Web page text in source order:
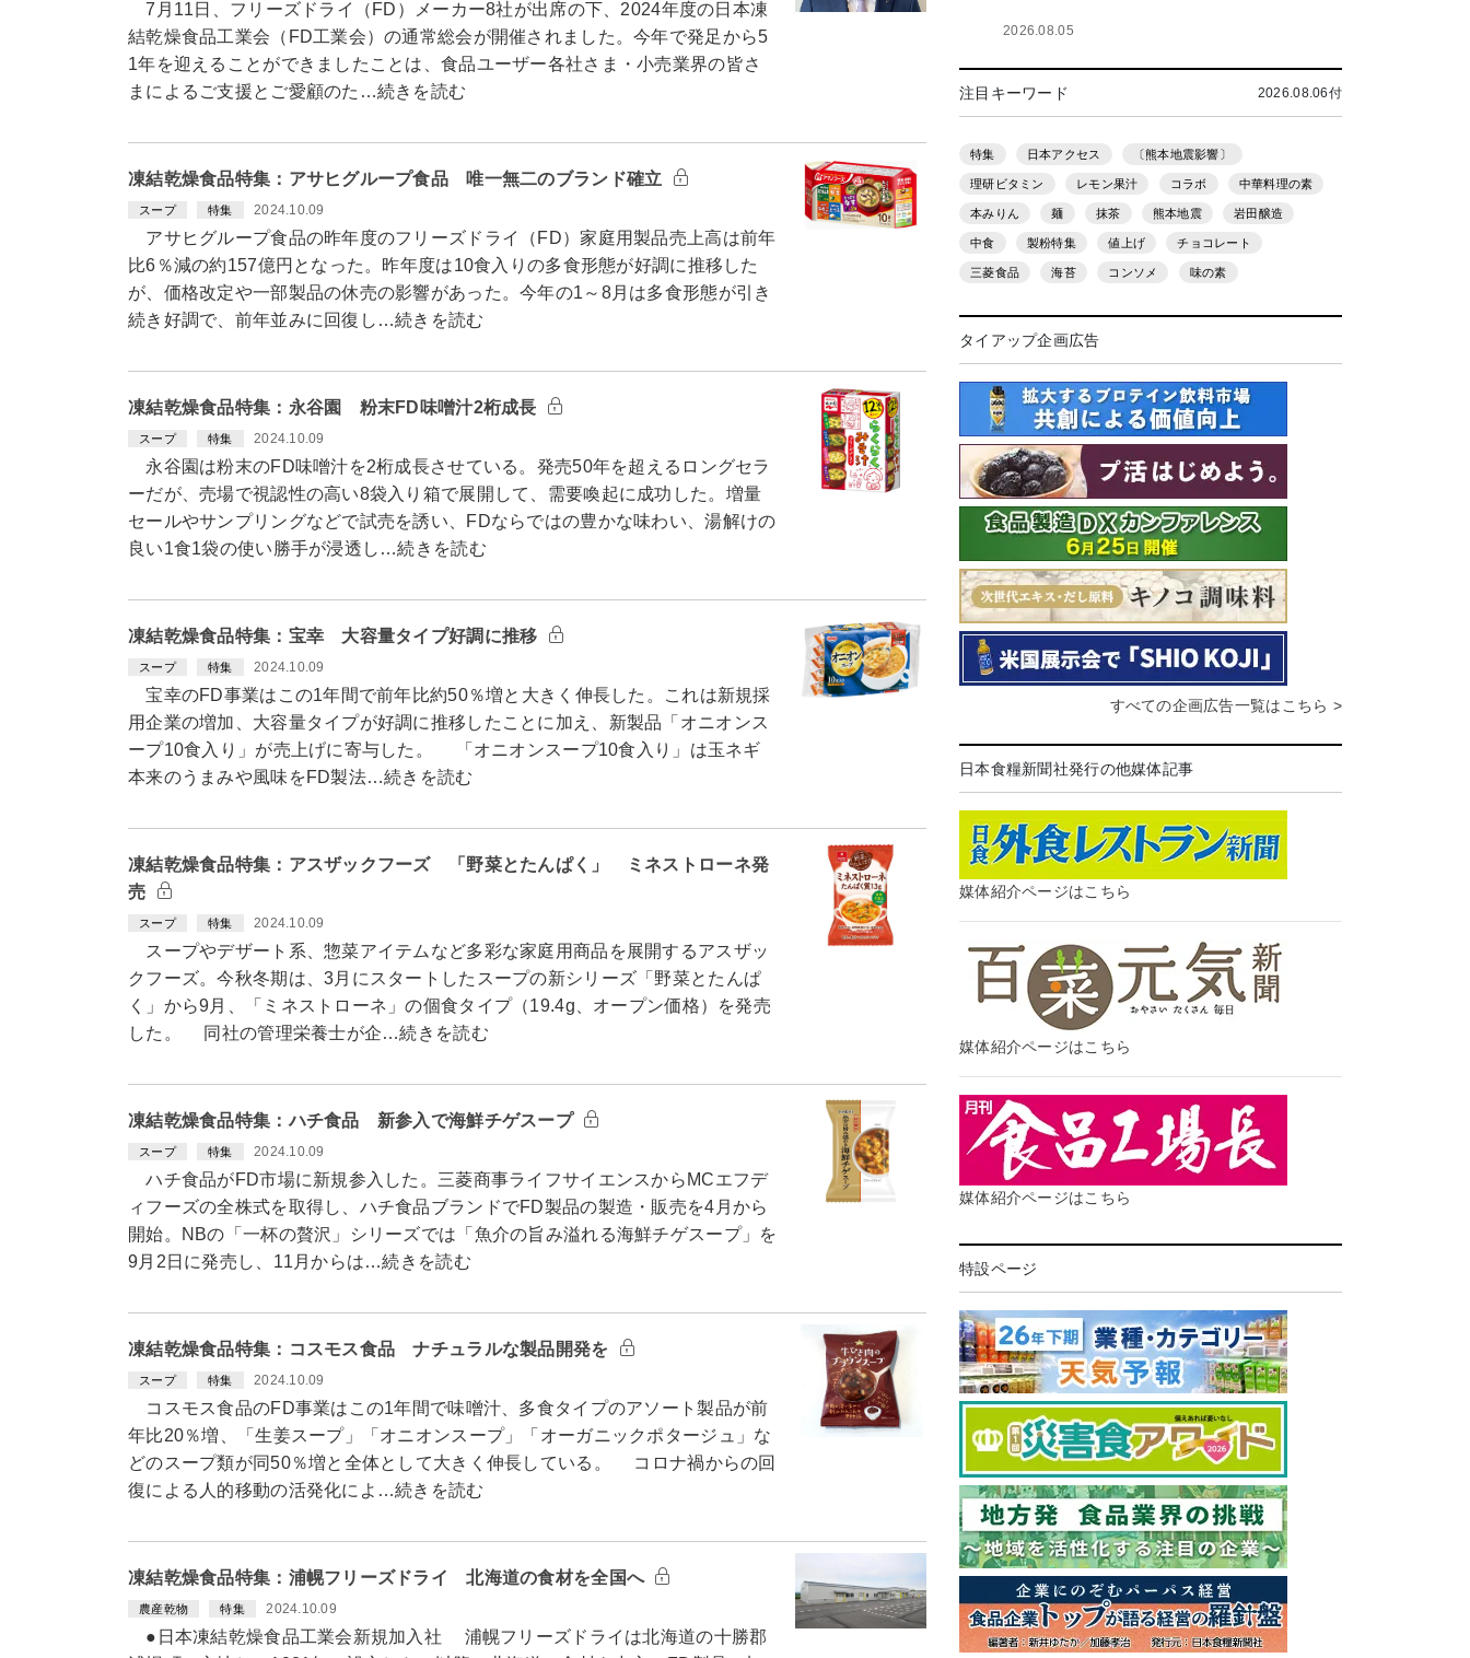
7月11日、フリーズドライ（FD）メーカー8社が出席の下、2024年度の日本凍
結乾燥食品工業会（FD工業会）の通常総会が開催されました。今年で発足から5
1年を迎えることができましたことは、食品ユーザー各社さま・小売業界の皆さ
まによるご支援とご愛顧のた…続きを読む
凍結乾燥食品特集：アサヒグループ食品 唯一無二のブランド確立
スープ 特集 2024.10.09
アサヒグループ食品の昨年度のフリーズドライ（FD）家庭用製品売上高は前年
比6％減の約157億円となった。昨年度は10食入りの多食形態が好調に推移した
が、価格改定や一部製品の休売の影響があった。今年の1～8月は多食形態が引き
続き好調で、前年並みに回復し…続きを読む
凍結乾燥食品特集：永谷園 粉末FD味噌汁2桁成長
スープ 特集 2024.10.09
永谷園は粉末のFD味噌汁を2桁成長させている。発売50年を超えるロングセラ
ーだが、売場で視認性の高い8袋入り箱で展開して、需要喚起に成功した。増量
セールやサンプリングなどで試売を誘い、FDならではの豊かな味わい、湯解けの
良い1食1袋の使い勝手が浸透し…続きを読む
凍結乾燥食品特集：宝幸 大容量タイプ好調に推移
スープ 特集 2024.10.09
宝幸のFD事業はこの1年間で前年比約50％増と大きく伸長した。これは新規採
用企業の増加、大容量タイプが好調に推移したことに加え、新製品「オニオンス
ープ10食入り」が売上げに寄与した。 「オニオンスープ10食入り」は玉ネギ
本来のうまみや風味をFD製法…続きを読む
凍結乾燥食品特集：アスザックフーズ 「野菜とたんぱく」 ミネストローネ発
売
スープ 特集 2024.10.09
スープやデザート系、惣菜アイテムなど多彩な家庭用商品を展開するアスザッ
クフーズ。今秋冬期は、3月にスタートしたスープの新シリーズ「野菜とたんぱ
く」から9月、「ミネストローネ」の個食タイプ（19.4g、オープン価格）を発売
した。 同社の管理栄養士が企…続きを読む
凍結乾燥食品特集：ハチ食品 新参入で海鮮チゲスープ
スープ 特集 2024.10.09
ハチ食品がFD市場に新規参入した。三菱商事ライフサイエンスからMCエフデ
ィフーズの全株式を取得し、ハチ食品ブランドでFD製品の製造・販売を4月から
開始。NBの「一杯の贅沢」シリーズでは「魚介の旨み溢れる海鮮チゲスープ」を
9月2日に発売し、11月からは…続きを読む
凍結乾燥食品特集：コスモス食品 ナチュラルな製品開発を
スープ 特集 2024.10.09
コスモス食品のFD事業はこの1年間で味噌汁、多食タイプのアソート製品が前
年比20％増、「生姜スープ」「オニオンスープ」「オーガニックポタージュ」な
どのスープ類が同50％増と全体として大きく伸長している。 コロナ禍からの回
復による人的移動の活発化によ…続きを読む
凍結乾燥食品特集：浦幌フリーズドライ 北海道の食材を全国へ
農産乾物 特集 2024.10.09
●日本凍結乾燥食品工業会新規加入社 浦幌フリーズドライは北海道の十勝郡
2026.08.05
注目キーワード 2026.08.06付
特集 日本アクセス 〔熊本地震影響〕
理研ビタミン レモン果汁 コラボ 中華料理の素
本みりん 麺 抹茶 熊本地震 岩田醸造
中食 製粉特集 値上げ チョコレート
三菱食品 海苔 コンソメ 味の素
タイアップ企画広告
すべての企画広告一覧はこちら >
日本食糧新聞社発行の他媒体記事
媒体紹介ページはこちら
媒体紹介ページはこちら
媒体紹介ページはこちら
特設ページ